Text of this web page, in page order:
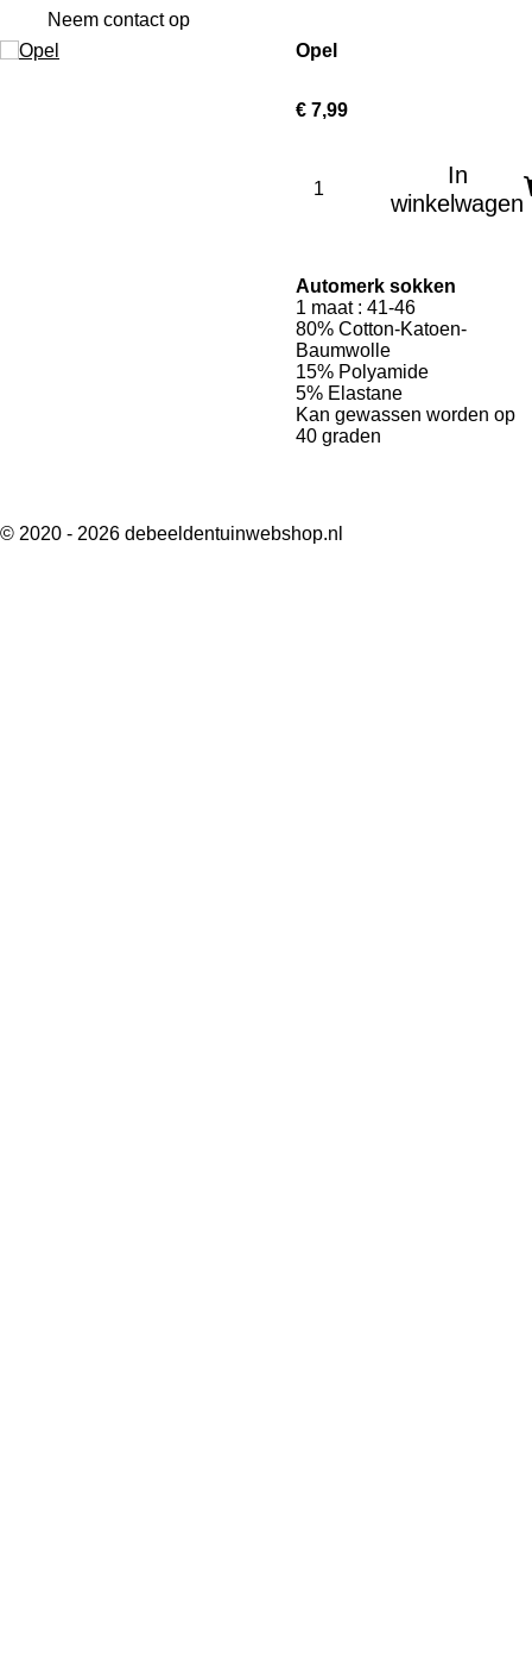
Neem contact op
Opel
€ 7,99
In
winkelwagen
Automerk sokken
1 maat : 41-46
80% Cotton-Katoen-
Baumwolle
15% Polyamide
5% Elastane
Kan gewassen worden op
40 graden
© 2020 - 2026 debeeldentuinwebshop.nl